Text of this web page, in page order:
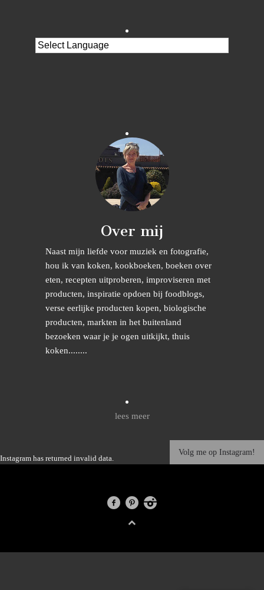
Over mij
Naast mijn liefde voor muziek en fotografie,
hou ik van koken, kookboeken, boeken over
eten, recepten uitproberen, improviseren met
producten, inspiratie opdoen bij foodblogs,
verse eerlijke producten kopen, biologische
producten, markten in het buitenland
bezoeken waar je je ogen uitkijkt, thuis
koken........
lees meer
Instagram has returned invalid data.
Volg me op Instagram!